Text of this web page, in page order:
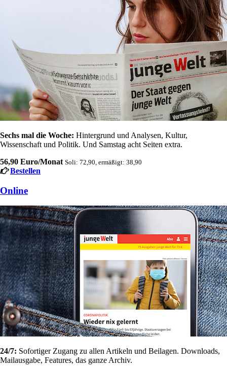
Sechs mal die Woche: Hintergrund und Analysen, Kultur,
Wissenschaft und Politik. Und Samstag acht Seiten extra.
56,90 Euro/Monat Soli: 72,90, ermäßigt: 38,90
Bestellen
Online
24/7: Sofortiger Zugang zu allen Artikeln und Beilagen. Downloads,
Mailausgabe, Features, das ganze Archiv.